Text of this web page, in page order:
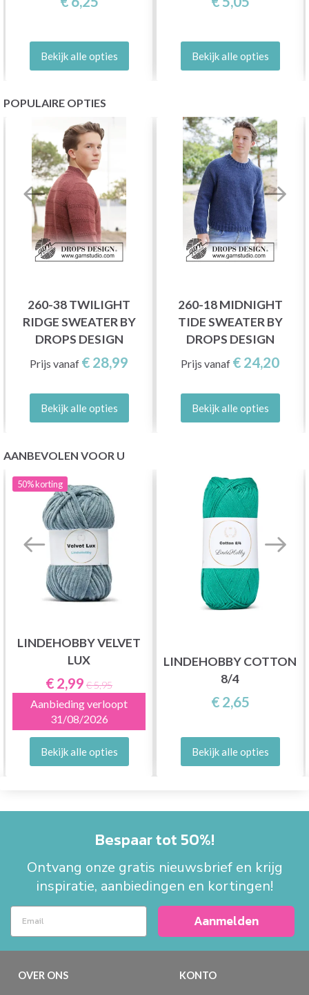
Bekijk alle opties Bekijk alle opties
POPULAIRE OPTIES
260-38 TWILIGHT
RIDGE SWEATER BY
DROPS DESIGN
Prijs vanaf € 28,99
Bekijk alle opties
260-18 MIDNIGHT
TIDE SWEATER BY
DROPS DESIGN
Prijs vanaf € 24,20
Bekijk alle opties
AANBEVOLEN VOOR U
50%korting
LINDEHOBBY VELVET
LUX
€ 2,99 € 5,95
Aanbieding verloopt
31/08/2026
Bekijk alle opties
LINDEHOBBY COTTON
8/4
€ 2,65
Bekijk alle opties
Bespaar tot 50%!
Ontvang onze gratis nieuwsbrief en krijg
inspiratie, aanbiedingen en kortingen!
Aanmelden
OVER ONS KONTO